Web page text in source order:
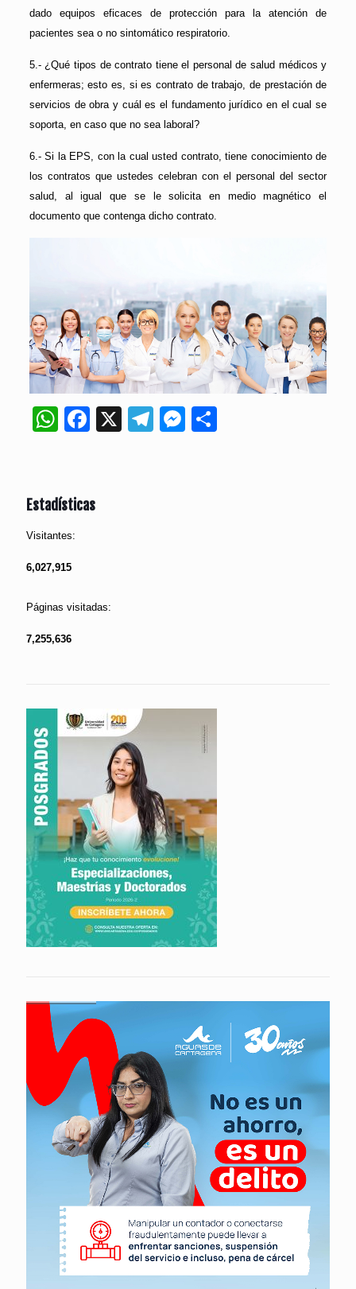
dado equipos eficaces de protección para la atención de
pacientes sea o no sintomático respiratorio.
5.- ¿Qué tipos de contrato tiene el personal de salud médicos y
enfermeras; esto es, si es contrato de trabajo, de prestación de
servicios de obra y cuál es el fundamento jurídico en el cual se
soporta, en caso que no sea laboral?
6.- Si la EPS, con la cual usted contrato, tiene conocimiento de
los contratos que ustedes celebran con el personal del sector
salud, al igual que se le solicita en medio magnético el
documento que contenga dicho contrato.
WhatsApp
Facebook
X Telegram
Messenger
Compartir
Estadísticas
Visitantes:
6,027,915
Páginas visitadas:
7,255,636